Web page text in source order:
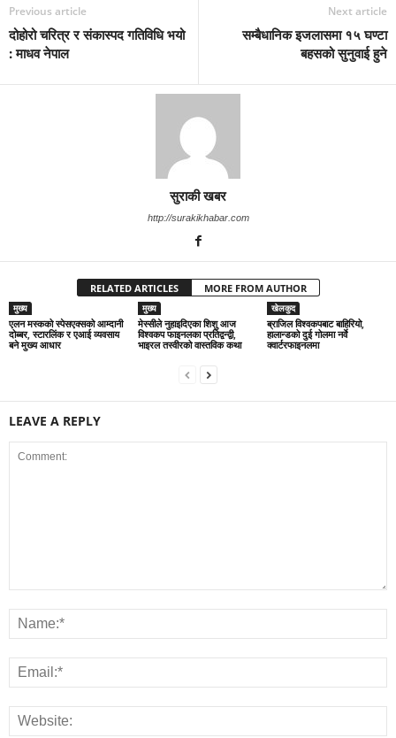
Previous article
दोहोरो चरित्र र संकास्पद गतिविधि भयो
: माधव नेपाल
Next article
सम्बैधानिक इजलासमा १५ घण्टा
बहसको सुनुवाई हुने
सुराकी खबर
http://surakikhabar.com
RELATED ARTICLES MORE FROM AUTHOR
मुख्य
एलन मस्कको स्पेसएक्सको आम्दानी
दोब्बर, स्टारलिंक र एआई व्यवसाय
बने मुख्य आधार
मुख्य
मेस्सीले नुहाइदिएका शिशु आज
विश्वकप फाइनलका प्रतिद्वन्द्वी,
भाइरल तस्वीरको वास्तविक कथा
खेलकुद
ब्राजिल विश्वकपबाट बाहिरियो,
हालान्डको दुई गोलमा नर्वे
क्वार्टरफाइनलमा
LEAVE A REPLY